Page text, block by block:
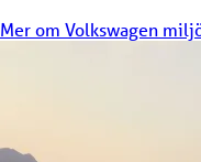
Mer om Volkswagen